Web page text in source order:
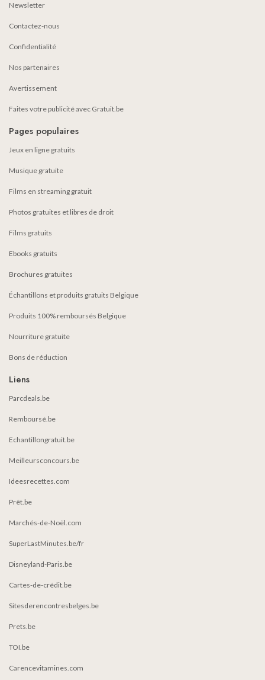
Newsletter
Contactez-nous
Confidentialité
Nos partenaires
Avertissement
Faites votre publicité avec Gratuit.be
Pages populaires
Jeux en ligne gratuits
Musique gratuite
Films en streaming gratuit
Photos gratuites et libres de droit
Films gratuits
Ebooks gratuits
Brochures gratuites
Échantillons et produits gratuits Belgique
Produits 100% remboursés Belgique
Nourriture gratuite
Bons de réduction
Liens
Parcdeals.be
Remboursé.be
Echantillongratuit.be
Meilleursconcours.be
Ideesrecettes.com
Prêt.be
Marchés-de-Noël.com
SuperLastMinutes.be/fr
Disneyland-Paris.be
Cartes-de-crédit.be
Sitesderencontresbelges.be
Prets.be
TOI.be
Carencevitamines.com